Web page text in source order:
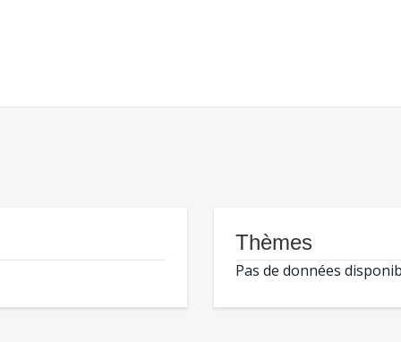
Thèmes
Pas de données